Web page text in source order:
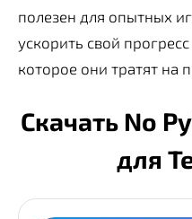
полезен для опытных
ускорить свой
которое они тратят на
Скачать No
для